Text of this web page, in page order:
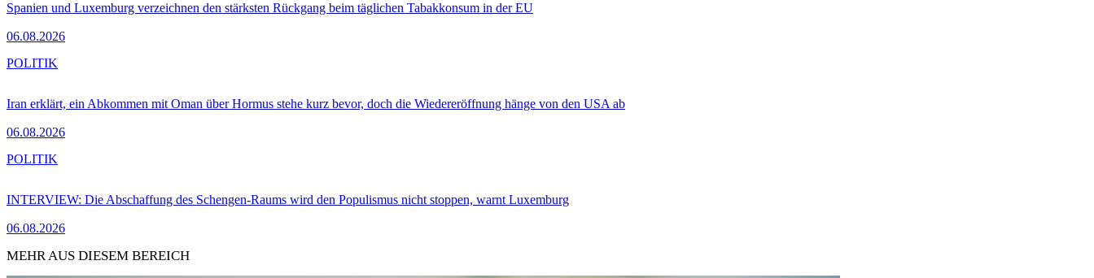
Spanien und Luxemburg verzeichnen den stärksten Rückgang beim täglichen Tabakkonsum in der EU
06.08.2026
Iran erklärt, ein Abkommen mit Oman über Hormus stehe kurz bevor, doch die Wiedereröffnung hänge von den USA ab
06.08.2026
POLITIK
INTERVIEW: Die Abschaffung des Schengen-Raums wird den Populismus nicht stoppen, warnt Luxemburg
06.08.2026
POLITIK
MEHR AUS DIESEM BEREICH